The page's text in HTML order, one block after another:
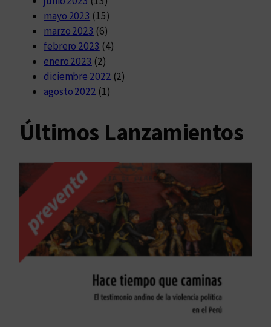
mayo 2023 (15)
marzo 2023 (6)
febrero 2023 (4)
enero 2023 (2)
diciembre 2022 (2)
agosto 2022 (1)
Últimos Lanzamientos